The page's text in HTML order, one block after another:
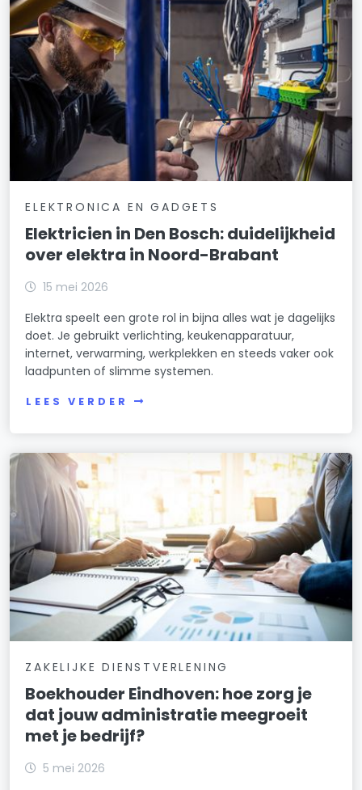
ELEKTRONICA EN GADGETS
Elektricien in Den Bosch: duidelijkheid
over elektra in Noord-Brabant
15 mei 2026
Elektra speelt een grote rol in bijna alles wat je dagelijks
doet. Je gebruikt verlichting, keukenapparatuur,
internet, verwarming, werkplekken en steeds vaker ook
laadpunten of slimme systemen.
LEES VERDER
ZAKELIJKE DIENSTVERLENING
Boekhouder Eindhoven: hoe zorg je
dat jouw administratie meegroeit
met je bedrijf?
5 mei 2026